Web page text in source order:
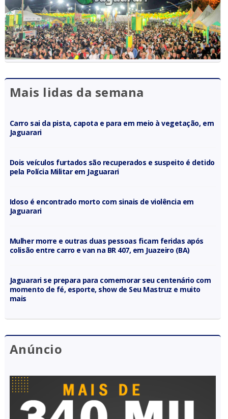
Mais lidas da semana
Carro sai da pista, capota e para em meio à vegetação, em
Jaguarari
Dois veículos furtados são recuperados e suspeito é detido
pela Polícia Militar em Jaguarari
Idoso é encontrado morto com sinais de violência em
Jaguarari
Mulher morre e outras duas pessoas ficam feridas após
colisão entre carro e van na BR 407, em Juazeiro (BA)
Jaguarari se prepara para comemorar seu centenário com
momento de fé, esporte, show de Seu Mastruz e muito
mais
Anúncio